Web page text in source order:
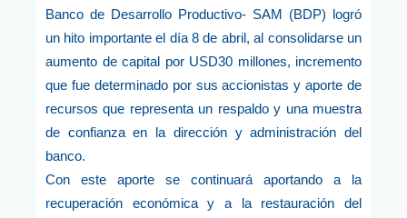
Banco de Desarrollo Productivo- SAM (BDP) logró
un hito importante el día 8 de abril, al consolidarse un
aumento de capital por USD30 millones, incremento
que fue determinado por sus accionistas y aporte de
recursos que representa un respaldo y una muestra
de confianza en la dirección y administración del
banco.
Con este aporte se continuará aportando a la
recuperación económica y a la restauración del